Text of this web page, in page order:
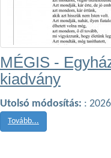
MÉGIS -
kiadvány
Utolsó módosítás: :
Tovább...